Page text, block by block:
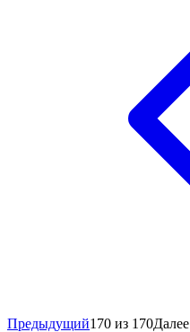
Предыдущий170 из 170Далее